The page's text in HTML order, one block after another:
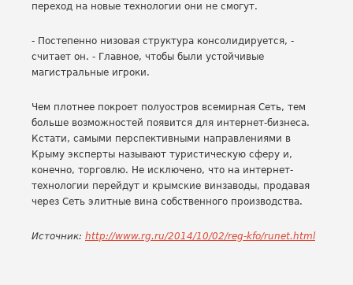
переход на новые технологии они не смогут.
- Постепенно низовая структура консолидируется, -
считает он. - Главное, чтобы были устойчивые
магистральные игроки.
Чем плотнее покроет полуостров всемирная Сеть, тем
больше возможностей появится для интернет-бизнеса.
Кстати, самыми перспективными направлениями в
Крыму эксперты называют туристическую сферу и,
конечно, торговлю. Не исключено, что на интернет-
технологии перейдут и крымские винзаводы, продавая
через Сеть элитные вина собственного производства.
Источник: http://www.rg.ru/2014/10/02/reg-kfo/runet.html